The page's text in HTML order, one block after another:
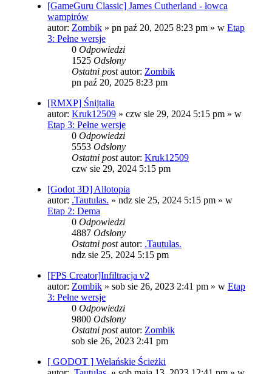
[GameGuru Classic] James Cutherland - łowca
wampirów
autor: Zombik » pn paź 20, 2025 8:23 pm » w Etap
3: Pełne wersje
0 Odpowiedzi
1525 Odsłony
Ostatni postautor: Zombik
pn paź 20, 2025 8:23 pm
[RMXP] Śnijtalia
autor: Kruk12509 » czw sie 29, 2024 5:15 pm » w
Etap 3: Pełne wersje
0 Odpowiedzi
5553 Odsłony
Ostatni postautor: Kruk12509
czw sie 29, 2024 5:15 pm
[Godot 3D] Allotopia
autor: .Tautulas. » ndz sie 25, 2024 5:15 pm » w
Etap 2: Dema
0 Odpowiedzi
4887 Odsłony
Ostatni postautor: .Tautulas.
ndz sie 25, 2024 5:15 pm
[FPS Creator]Infiltracja v2
autor: Zombik » sob sie 26, 2023 2:41 pm » w Etap
3: Pełne wersje
0 Odpowiedzi
9800 Odsłony
Ostatni postautor: Zombik
sob sie 26, 2023 2:41 pm
[ GODOT ] Welańskie Ścieżki